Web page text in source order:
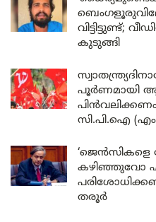
വിട്ടിട്ടുണ്ട്;
കുടുങ്ങി
പൂർണമായി
സി.പി.ഐ
കഴിഞ്ഞുവോ
തരൂർ